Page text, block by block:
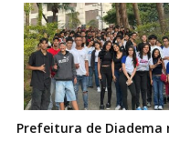
Prefeitura de Diadema